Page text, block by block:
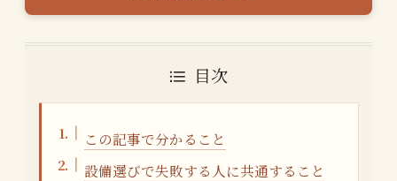
目次
この記事で分かること
設備選びで失敗する人に共通すること